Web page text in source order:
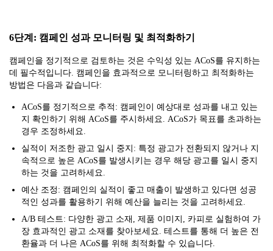
6단계: 캠페인 성과 모니터링 및 최적화하기
캠페인을 정기적으로 검토하는 것은 수익성 있는 ACoS를 유지하는
데 필수적입니다. 캠페인을 효과적으로 모니터링하고 최적화하는
방법은 다음과 같습니다:
ACoS를 정기적으로 추적: 캠페인이 예상대로 성과를 내고 있는
지 확인하기 위해 ACoS를 주시하세요. ACoS가 목표를 초과하는
경우 조정하세요.
실적이 저조한 광고 일시 중지: 특정 광고가 전환되지 않거나 지
속적으로 높은 ACoS를 발생시키는 경우 해당 광고를 일시 중지
하는 것을 고려하세요.
예산 조정: 캠페인의 실적이 좋고 매출이 발생하고 있다면 성공
적인 성과를 활용하기 위해 예산을 늘리는 것을 고려하세요.
A/B 테스트: 다양한 광고 소재, 제품 이미지, 카피로 실험하여 가
장 효과적인 광고 소재를 찾아보세요. 테스트를 통해 더 높은 전
환율과 더 나은 ACoS를 위해 최적화할 수 있습니다.